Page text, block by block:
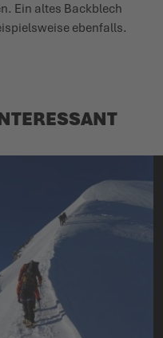
Ein altes Backblech
ebenfalls.